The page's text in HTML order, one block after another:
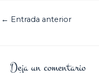
← Entrada anterior
Deja un comentario